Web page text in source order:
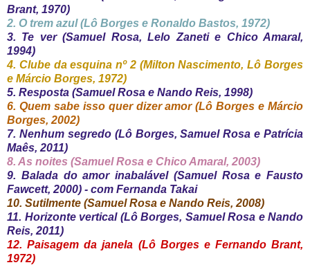
Brant, 1970)
2. O trem azul (Lô Borges e Ronaldo Bastos, 1972)
3. Te ver (Samuel Rosa, Lelo Zaneti e Chico Amaral,
1994)
4. Clube da esquina nº 2 (Milton Nascimento, Lô Borges
e Márcio Borges, 1972)
5. Resposta (Samuel Rosa e Nando Reis, 1998)
6. Quem sabe isso quer dizer amor (Lô Borges e Márcio
Borges, 2002)
7. Nenhum segredo (Lô Borges, Samuel Rosa e Patrícia
Maês, 2011)
8. As noites (Samuel Rosa e Chico Amaral, 2003)
9. Balada do amor inabalável (Samuel Rosa e Fausto
Fawcett, 2000) - com Fernanda Takai
10. Sutilmente (Samuel Rosa e Nando Reis, 2008)
11. Horizonte vertical (Lô Borges, Samuel Rosa e Nando
Reis, 2011)
12. Paisagem da janela (Lô Borges e Fernando Brant,
1972)